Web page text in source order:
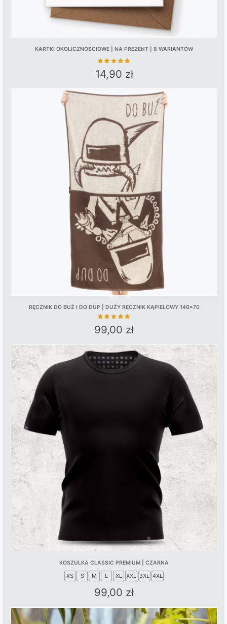
KARTKI OKOLICZNOŚCIOWE | NA PREZENT | 8 WARIANTÓW
14,90 zł
This
product
multiple
variants.
The
options
may
chosen
on
the
product
page
RĘCZNIK DO BUŹ I DO DUP | DUŻY RĘCZNIK KĄPIELOWY 140×70
99,00 zł
KOSZULKA CLASSIC PREMIUM | CZARNA
XS S M L XL XXL 3XL 4XL
99,00 zł
This
product